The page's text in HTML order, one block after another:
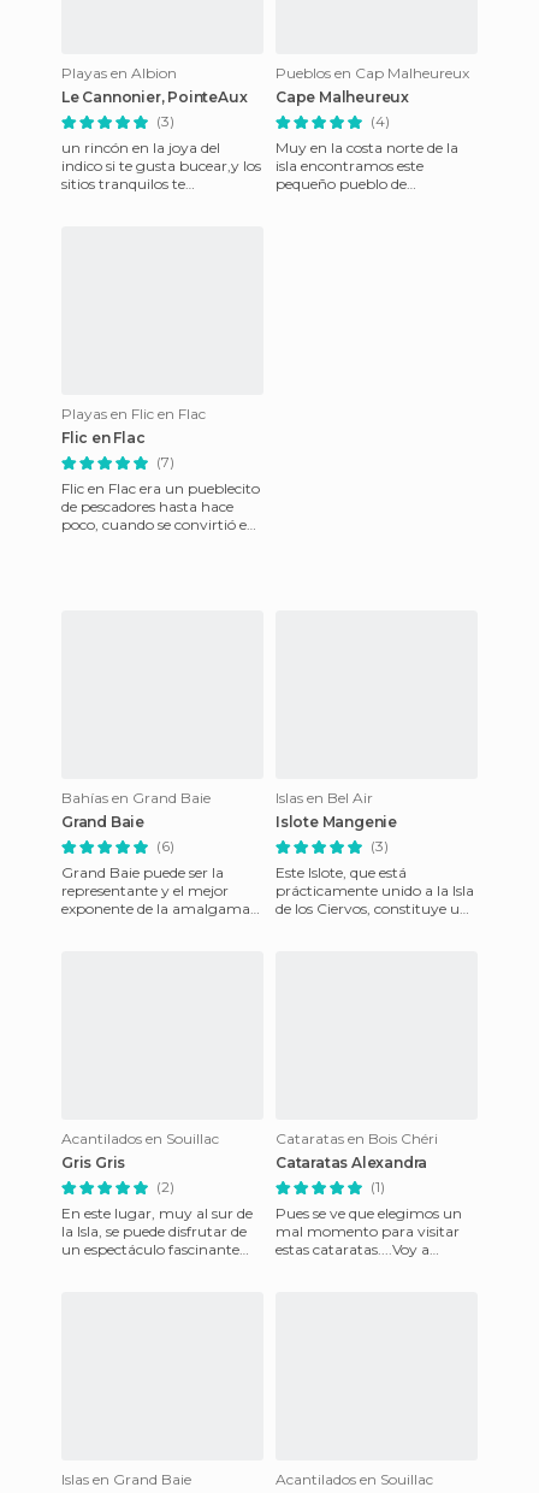
Playas en Albion
Le Cannonier, PointeAux
(3)
un rincón en la joya del
indico si te gusta bucear,y los
sitios tranquilos te
Pueblos en Cap Malheureux
Cape Malheureux
(4)
Muy en la costa norte de la
isla encontramos este
pequeño pueblo de
Playas en Flic en Flac
Flic en Flac
(7)
Flic en Flac era un pueblecito
de pescadores hasta hace
poco, cuando se convirtió en
Bahías en Grand Baie
Grand Baie
(6)
Grand Baie puede ser la
representante y el mejor
exponente de la amalgama
Islas en Bel Air
Islote Mangenie
(3)
Este Islote, que está
prácticamente unido a la Isla
de los Ciervos, constituye un
Acantilados en Souillac
Gris Gris
(2)
En este lugar, muy al sur de
la Isla, se puede disfrutar de
un espectáculo fascinante
Cataratas en Bois Chéri
Cataratas Alexandra
(1)
Pues se ve que elegimos un
mal momento para visitar
estas cataratas....Voy a
Islas en Grand Baie
Acantilados en Souillac